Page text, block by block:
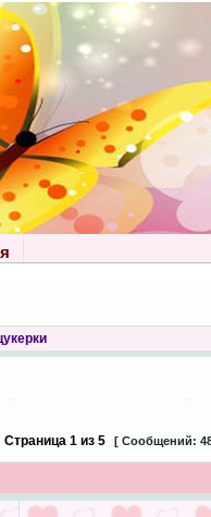
Страница 1из 5 [ Сообщений: